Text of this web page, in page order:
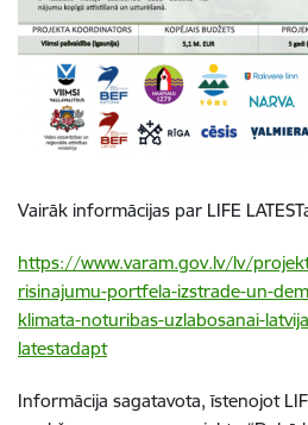
Vairāk informācijas par LIFE
https://www.varam.gov.lv/lv/
risinajumu-portfela-izstrade-un-
klimata-noturibas-uzlabosanai-
latestadapt
Informācija sagatavota, īstenojot